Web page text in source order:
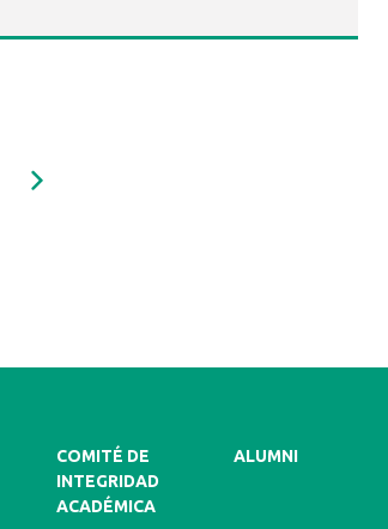
COMITÉ DE
INTEGRIDAD
ACADÉMICA
ALUMNI